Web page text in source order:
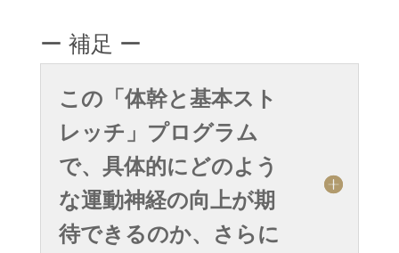
ー 補足 ー
この「体幹と基本スト
レッチ」プログラム
で、具体的にどのよう
な運動神経の向上が期
待できるのか、さらに